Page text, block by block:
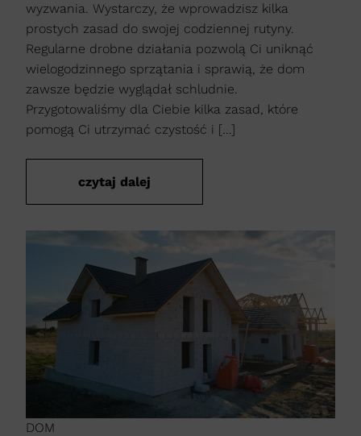
wyzwania. Wystarczy, że wprowadzisz kilka
prostych zasad do swojej codziennej rutyny.
Regularne drobne działania pozwolą Ci uniknąć
wielogodzinnego sprzątania i sprawią, że dom
zawsze będzie wyglądał schludnie.
Przygotowaliśmy dla Ciebie kilka zasad, które
pomogą Ci utrzymać czystość i […]
czytaj dalej
DOM